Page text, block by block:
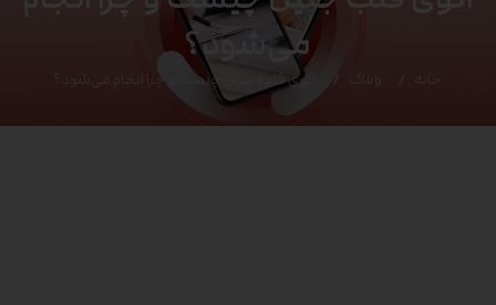
می‌شود؟
اکوی قلب جنین چیست و چرا انجام می‌شود؟